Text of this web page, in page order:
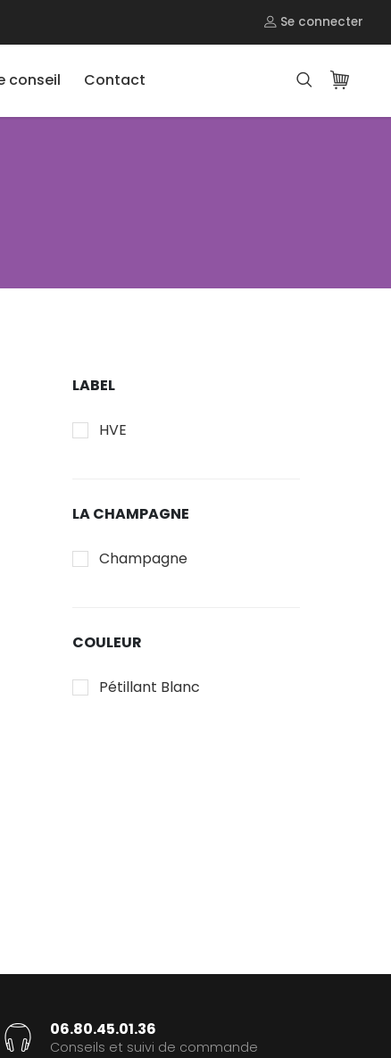
Se connecter
conseil Contact
LABEL
HVE
LA CHAMPAGNE
Champagne
COULEUR
Pétillant Blanc
06.80.45.01.36
Conseils et suivi de commande